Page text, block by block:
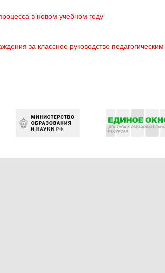
в новом учебном году
за классное руководство педагогическим